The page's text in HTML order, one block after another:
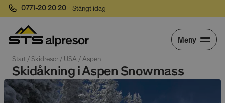
0771-20 20 20 Stängt idag
Meny
Start / Skidresor / USA / Aspen
Skidåkning i Aspen Snowmass